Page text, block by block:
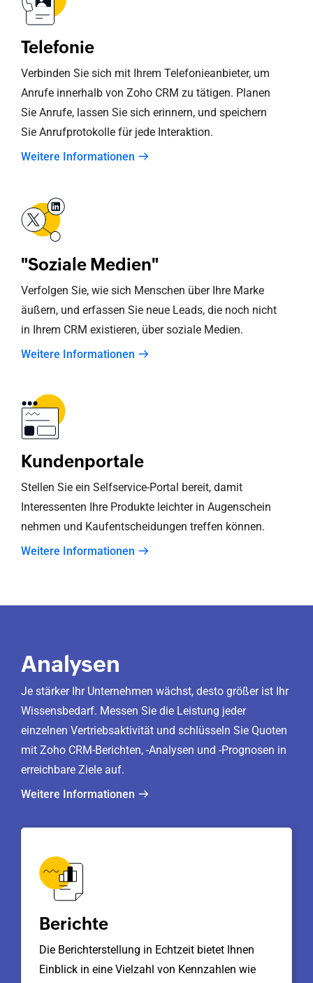
Telefonie
Verbinden Sie sich mit Ihrem Telefonieanbieter, um
Anrufe innerhalb von Zoho CRM zu tätigen. Planen
Sie Anrufe, lassen Sie sich erinnern, und speichern
Sie Anrufprotokolle für jede Interaktion.
Weitere Informationen
"Soziale Medien"
Verfolgen Sie, wie sich Menschen über Ihre Marke
äußern, und erfassen Sie neue Leads, die noch nicht
in Ihrem CRM existieren, über soziale Medien.
Weitere Informationen
Kundenportale
Stellen Sie ein Selfservice-Portal bereit, damit
Interessenten Ihre Produkte leichter in Augenschein
nehmen und Kaufentscheidungen treffen können.
Weitere Informationen
Analysen
Je stärker Ihr Unternehmen wächst, desto größer ist Ihr
Wissensbedarf. Messen Sie die Leistung jeder
einzelnen Vertriebsaktivität und schlüsseln Sie Quoten
mit Zoho CRM-Berichten, -Analysen und -Prognosen in
erreichbare Ziele auf.
Weitere Informationen
Berichte
Die Berichterstellung in Echtzeit bietet Ihnen
Einblick in eine Vielzahl von Kennzahlen wie